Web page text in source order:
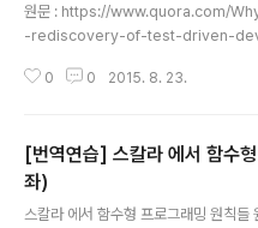
[답변 1] SQL Server 에서 인덱스는
원문 : https://www.quora.com/
-rediscovery-of-test-driven-
개발을 이전에 사용 했던것을 잊어버렸
었다. 거기서는 입력 테이프를 가지고
타이핑 해라. 그리고 나서 프로그램을
치될 때까지 수행하라고 말한다. 그 후에
0 0 2015. 8. 23.
[번역연습] 스칼라 에서 함수
좌)
스칼라 에서 함수형 프로그래밍 원